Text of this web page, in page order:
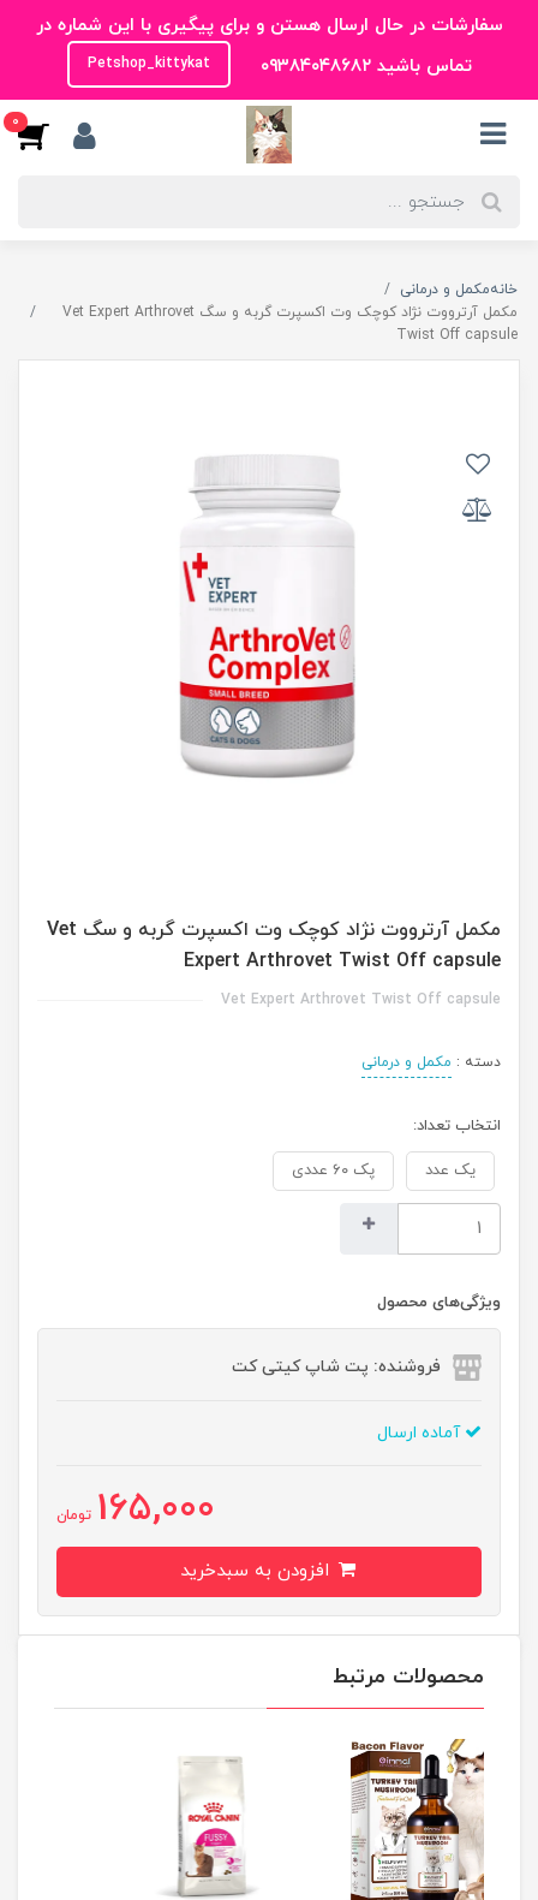
سفارشات در حال ارسال هستن و برای پیگیری با این شماره در
تماس باشید ۰۹۳۸۴۰۴۸۶۸۲
Petshop_kittykat
0
خانهمکمل و درمانی
مکمل آرترووت نژاد کوچک وت اکسپرت گربه و سگ Vet Expert Arthrovet
Twist Off capsule
مکمل آرترووت نژاد کوچک وت اکسپرت گربه و سگ Vet
Expert Arthrovet Twist Off capsule
Vet Expert Arthrovet Twist Off capsule
دسته : مکمل و درمانی
انتخاب تعداد:
یک عدد پک ۶۰ عددی
ویژگی‌های محصول
فروشنده: پت شاپ کیتی کت
آماده ارسال
165,000 تومان
محصولات مرتبط